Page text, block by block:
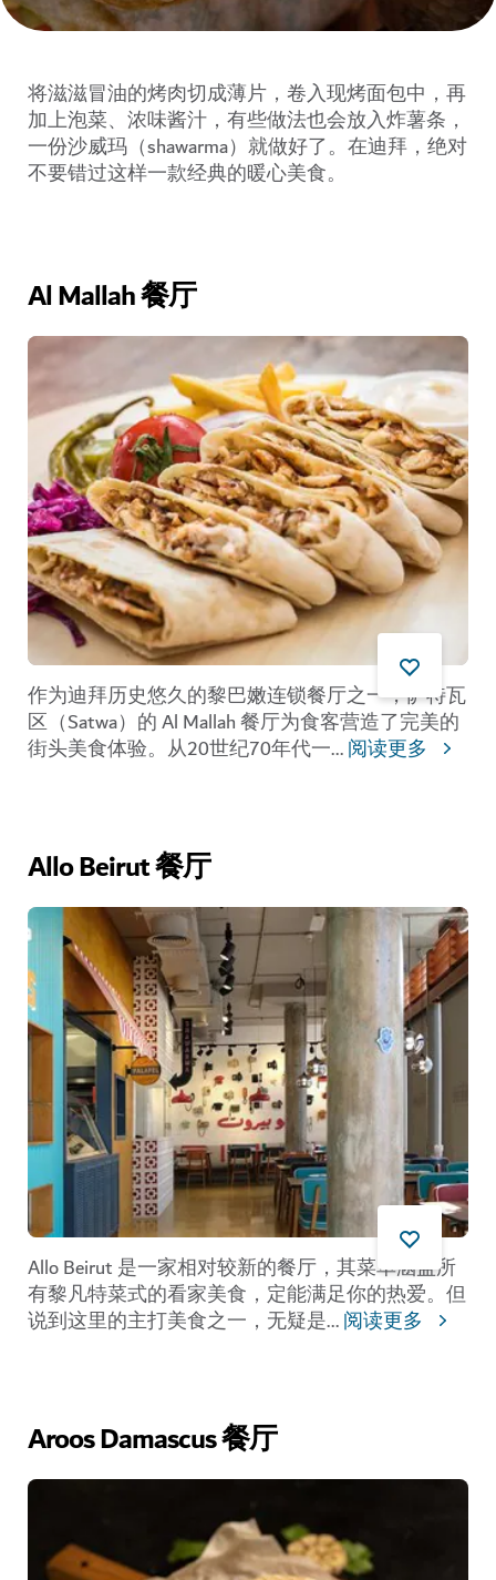
将滋滋冒油的烤肉切成薄片，卷入现烤面包中，再
加上泡菜、浓味酱汁，有些做法也会放入炸薯条，
一份沙威玛（shawarma）就做好了。在迪拜，绝对
不要错过这样一款经典的暖心美食。
Al Mallah 餐厅
作为迪拜历史悠久的黎巴嫩连锁餐厅之一，萨特瓦
区（Satwa）的 Al Mallah 餐厅为食客营造了完美的
街头美食体验。从20世纪70年代一...阅读更多
Allo Beirut 餐厅
Allo Beirut 是一家相对较新的餐厅，其菜单涵盖所
有黎凡特菜式的看家美食，定能满足你的热爱。但
说到这里的主打美食之一，无疑是...阅读更多
Aroos Damascus 餐厅